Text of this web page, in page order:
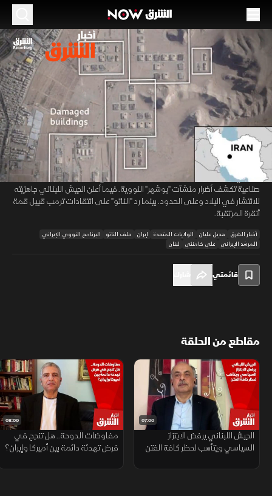
00:12/44:53
الموسم 2026
قاليباف يحذر أميركا من خرق التفاهمات.. و"الناتو"
يرد على هجوم ترمب
03 يوليو 2026 44:52 أخبار
أخبار الشرق
بدأت إيران تشييع علي خامنئي، المرشد الإيراني السابق، في مراسم تستمر
سبعة أيام، وسط تدابير مشددة. فيما حذر محمد باقر قاليباف، رئيس البرلمان
الإيراني، أميركا، من التراجع عن مذكرة التفاهم. يأتي ذلك مع ظهور صور أقمار
صناعية تكشف أضرار منشآت "بوشهر" النووية. فيما أعلن الجيش اللبناني جاهزيته
للانتشار في البلاد وعلى الحدود. بينما رد "الناتو" على انتقادات ترمب قبيل قمة
أنقرة المرتقبة.
أخبار الشرق هديل عليان الولايات المتحدة إيران حلف الناتو
البرنامج النووي الإيراني
المرشد الإيراني
علي خامنئي لبنان
قائمتي
مقاطع من الحلقة
07:00
الجيش اللبناني يرفض الابتزاز
السياسي ويتأهب لحظر كافة الفتن
08:00
مفاوضات الدوحة.. هل تنجح في
فرض تهدئة دائمة بين أميركا وإيران؟